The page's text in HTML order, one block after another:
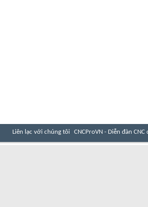
Liên lạc với chúng tôi CNCProVN - Diễn đàn